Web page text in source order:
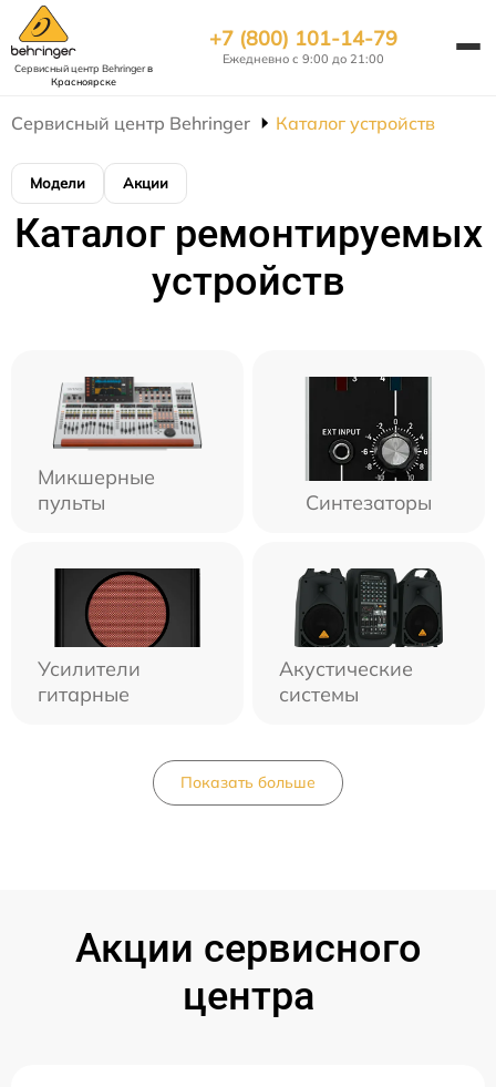
Сервисный центр Behringerв
Красноярске
+7 (800) 101-14-79
Ежедневно с 9:00 до 21:00
Сервисный центр Behringer Каталог устройств
Модели Акции
Каталог ремонтируемых
устройств
Микшерные
пульты
Синтезаторы
Усилители
гитарные
Акустические
системы
Показать больше
Акции сервисного
центра